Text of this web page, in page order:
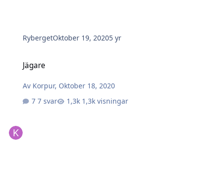
RybergetOktober 19, 20205 yr
Jägare
Av Korpur, Oktober 18, 2020
7 svar
1,3k visningar